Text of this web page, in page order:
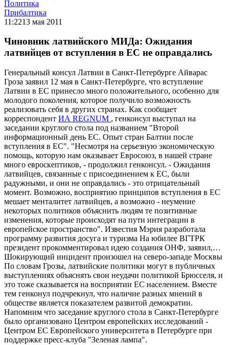
Политика
Прибалтика
11:2213 мая 2011
Чиновник латвийского МИДа: Ожидания
латвийцев от вступления в ЕС не оправдались
Генеральный консул Латвии в Санкт-Петербурге Айварас
Гроза заявил 12 мая в Санкт-Петербурге, что вступление
Латвии в ЕС принесло много положительного, особенно для
молодого поколения, которое получило возможность
реализовать себя в других странах. Как сообщает
корреспондент ИА REGNUM , генконсул выступал на
заседании круглого стола под названием "Второй
информационный день ЕС. Опыт стран Балтии после
вступления в ЕС". "Несмотря на серьезную экономическую
помощь, которую нам оказывает Евросоюз, в нашей стране
много евроскептиков, - продолжил генконсул. - Ожидания
латвийцев, связанные с присоединением к ЕС, были
радужными, и они не оправдались - это отрицательный
момент. Возможно, восприятию принципов вступления в ЕС
мешает менталитет латвийцев, а возможно - неумение
некоторых политиков объяснить людям те позитивные
изменения, которые происходят на пути интеграции в
европейское пространство". Известия Мэрия разработала
программу развития досуга и туризма На юбилее ВГТРК
президент прокомментировал идею создания ОНФ, заявил,…
Шокирующий инцидент произошел на северо-западе Москвы
По словам Грозы, латвийские политики могут в публичных
выступлениях объяснять свои неудачи политикой Брюсселя, и
это тоже сказывается на восприятии ЕС населением. Вместе
тем генконул подчрекнул, что наличие разных мнений в
обществе является показателем развитой демократии.
Напомним что заседание круглого стола в Санкт-Петербурге
было организовано Центром европейских исследований -
Центром ЕС Европейского университета в Петербурге при
поддержке пресс-клуба "Зеленая лампа".